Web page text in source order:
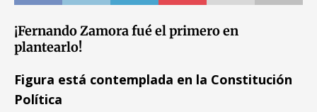
¡Fernando Zamora fué el primero en
plantearlo!
Figura está contemplada en la Constitución
Política